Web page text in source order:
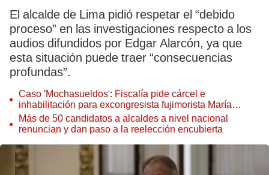
El alcalde de Lima pidió respetar el “debido
proceso” en las investigaciones respecto a los
audios difundidos por Edgar Alarcón, ya que
esta situación puede traer “consecuencias
profundas”.
Caso 'Mochasueldos': Fiscalía pide cárcel e
inhabilitación para excongresista fujimorista María
Cordero Jon Tay
Más de 50 candidatos a alcaldes a nivel nacional
renuncian y dan paso a la reelección encubierta